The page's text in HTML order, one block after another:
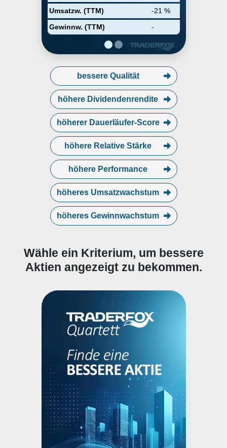
Umsatzw. (TTM)
-21 %
Gewinnw. (TTM)
-
bessere Qualität
höhere Dividendenrendite
höherer Dauerläufer-Score
höhere Relative Stärke
höhere Performance
höheres Umsatzwachstum
höheres Gewinnwachstum
Wähle ein Kriterium, um bessere
Aktien angezeigt zu bekommen.